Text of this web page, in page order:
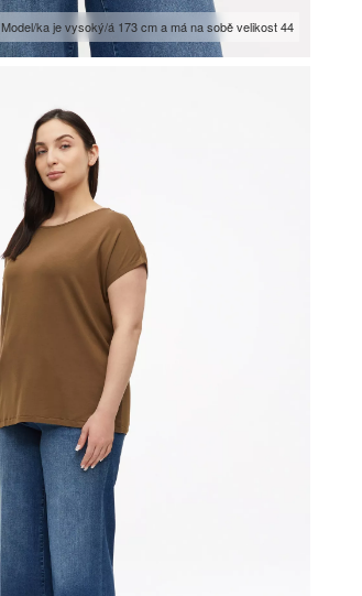
Model/ka je vysoký/á 173 cm a má na sobě velikost 44